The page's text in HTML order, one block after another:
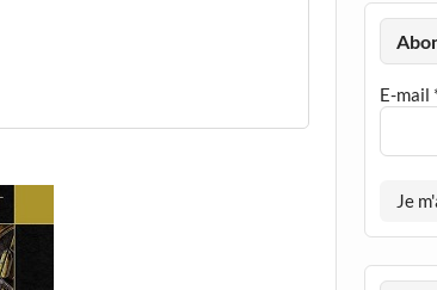
E-mail